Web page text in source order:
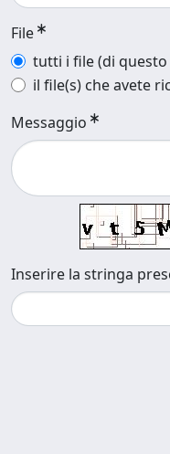
File
tutti i file (di
il file(s) che avete
Messaggio
Inserire la stringa